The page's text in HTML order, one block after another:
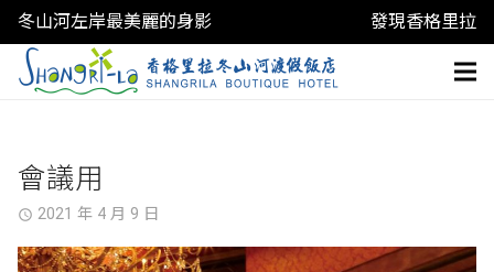
冬山河左岸最美麗的身影 發現香格里拉
會議用
access_time 2021 年 4 月 9 日